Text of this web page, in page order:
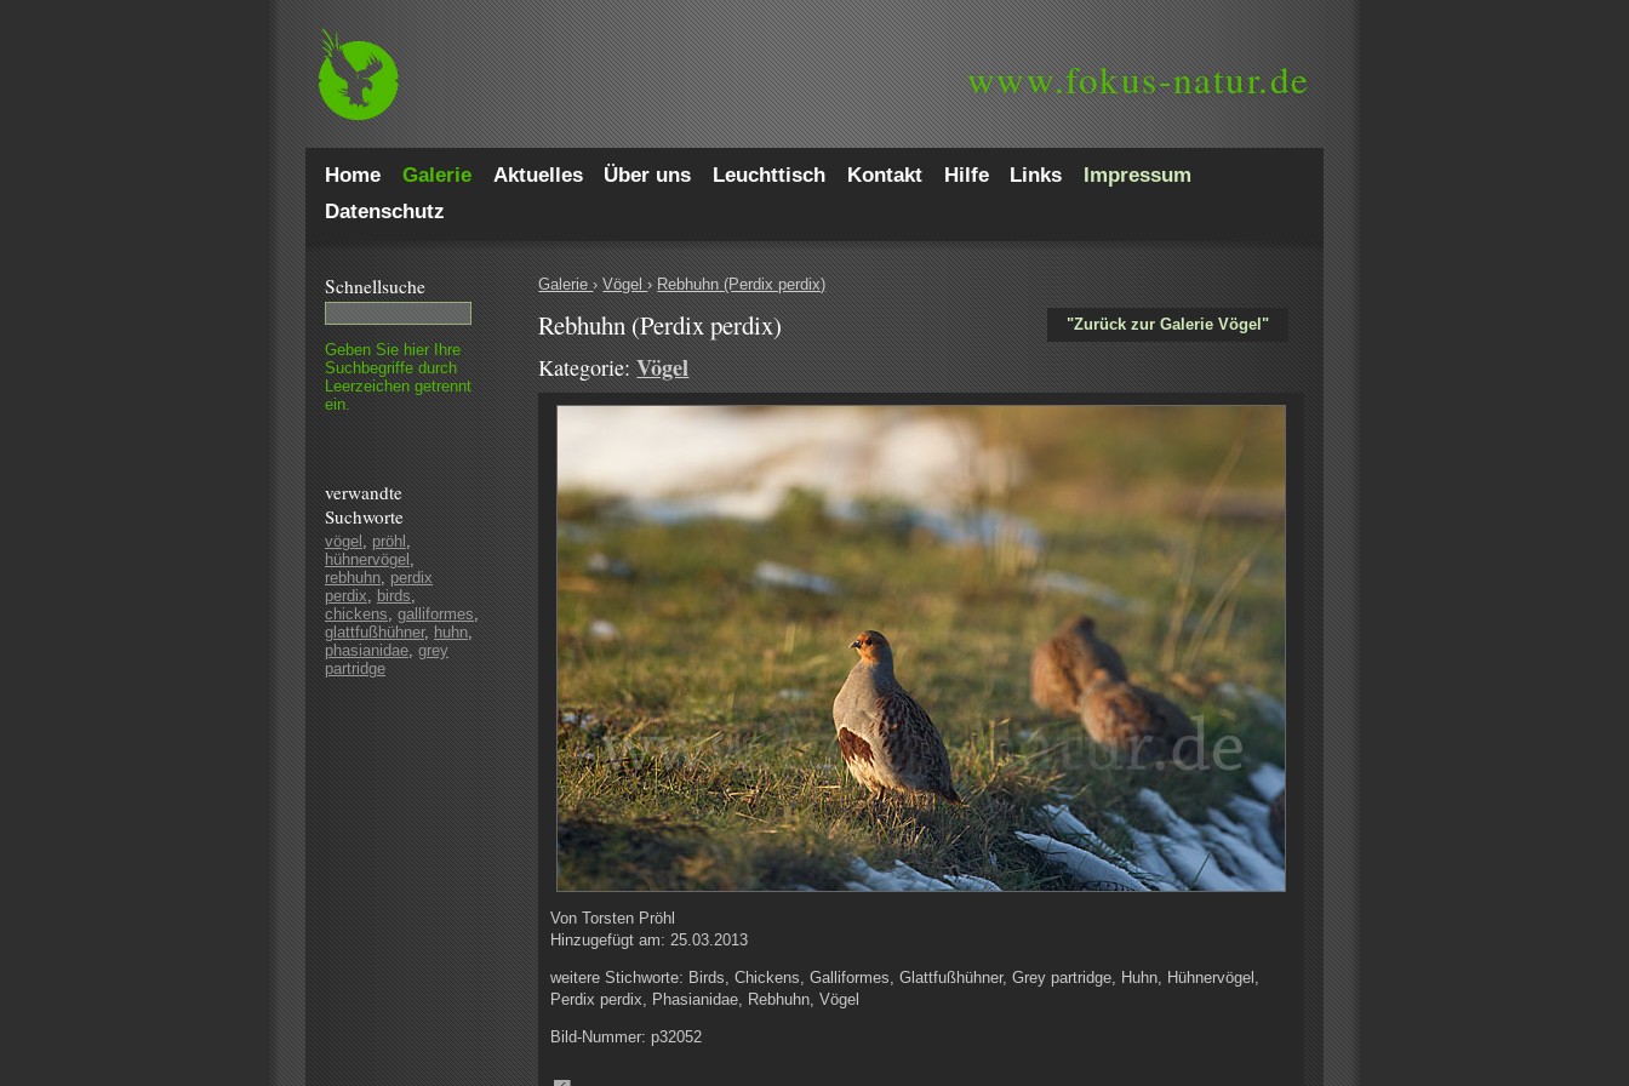
www.fokus-natur.de
Home Galerie Aktuelles Über uns Leuchttisch Kontakt Hilfe Links
Impressum
Datenschutz
Schnell­suche
Geben Sie hier Ihre
Such­begriffe durch
Leer­zeichen getrennt
ein.
verwandte
Suchworte
vögel , pröhl ,
hühnervögel ,
rebhuhn, perdix
perdix, birds,
chickens, galliformes,
glattfußhühner, huhn,
phasianidae, grey
partridge
Galerie›Vögel› Rebhuhn (Perdix perdix)
"Zurück zur Galerie Vögel"
Rebhuhn (Perdix perdix)
Kategorie:Vögel
VonTorsten Pröhl
Hinzugefügt am:25.03.2013
weitere Stichworte: Birds, Chickens, Galliformes, Glattfußhühner, Grey partridge, Huhn, Hühnervögel,
Perdix perdix, Phasianidae, Rebhuhn, Vögel
Bild-Nummer: p32052